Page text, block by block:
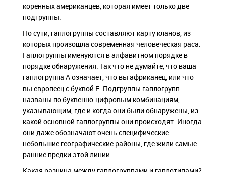
коренных американцев, которая имеет только две
подгруппы.
По сути, гаплогруппы составляют карту кланов, из
которых произошла современная человеческая раса.
Гаплогруппы именуются в алфавитном порядке в
порядке обнаружения. Так что не думайте, что ваша
гаплогруппа А означает, что вы африканец, или что
вы европеец с буквой Е. Подгруппы гаплогрупп
названы по буквенно-цифровым комбинациям,
указывающим, где и когда они были обнаружены, из
какой основной гаплогруппы они происходят. Иногда
они даже обозначают очень специфические
небольшие географические районы, где жили самые
ранние предки этой линии.